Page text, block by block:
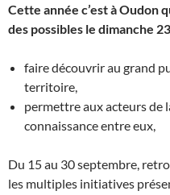
Cette année c’est à Oudon
des possibles le dimanche
faire découvrir au grand
territoire,
permettre aux acteurs de
connaissance entre eux,
Du 15 au 30 septembre,
les multiples initiatives